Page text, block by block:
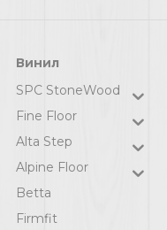
Винил
SPC StoneWood
Fine Floor
Alta Step
Alpine Floor
Betta
Firmfit